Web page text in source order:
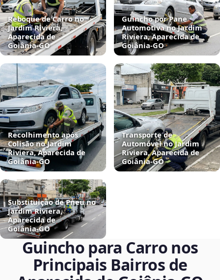
Reboque de Carro no
Jardim Riviera,
Aparecida de
Goiânia‑GO
Guincho por Pane
Automotiva no Jardim
Riviera, Aparecida de
Goiânia‑GO
Recolhimento após
Colisão no Jardim
Riviera, Aparecida de
Goiânia‑GO
Transporte de
Automóvel no Jardim
Riviera, Aparecida de
Goiânia‑GO
Substituição de Pneu no
Jardim Riviera,
Aparecida de
Goiânia‑GO
Guincho para Carro nos
Principais Bairros de